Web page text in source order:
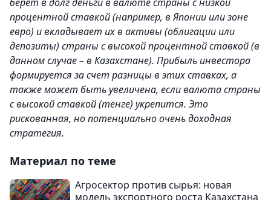
процентной ставкой (например, в Японии или зоне
евро) и вкладывает их в активы (облигации или
депозиты) страны с высокой процентной ставкой (в
данном случае – в Казахстане). Прибыль инвестора
формируется за счет разницы в этих ставках, а
также может быть увеличена, если валюта страны
с высокой ставкой (тенге) укрепится. Это
рискованная, но потенциально очень доходная
стратегия.
Материал по теме
Агросектор против сырья: новая
модель экспортного роста Казахстана